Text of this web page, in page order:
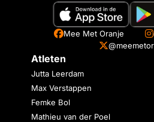
Mee Met Oranje
Atleten
Jutta Leerdam
Max Verstappen
Femke Bol
Mathieu van der Poel